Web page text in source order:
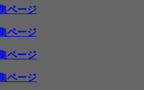
ページ
ページ
ページ
ページ